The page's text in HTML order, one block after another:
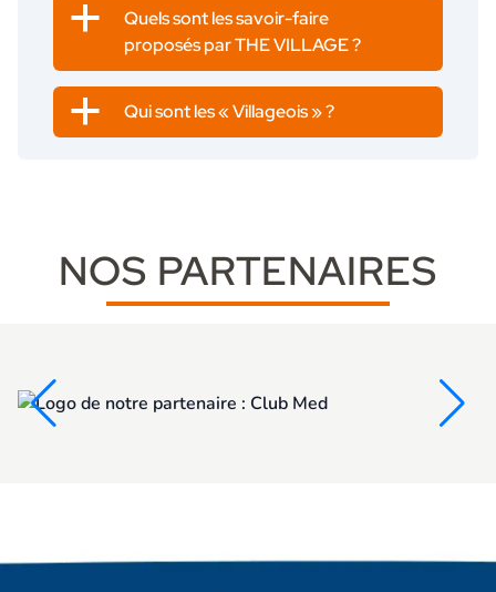
a
Quels sont les savoir-faire
proposés par THE VILLAGE ?
a Qui sont les « Villageois » ?
NOS PARTENAIRES